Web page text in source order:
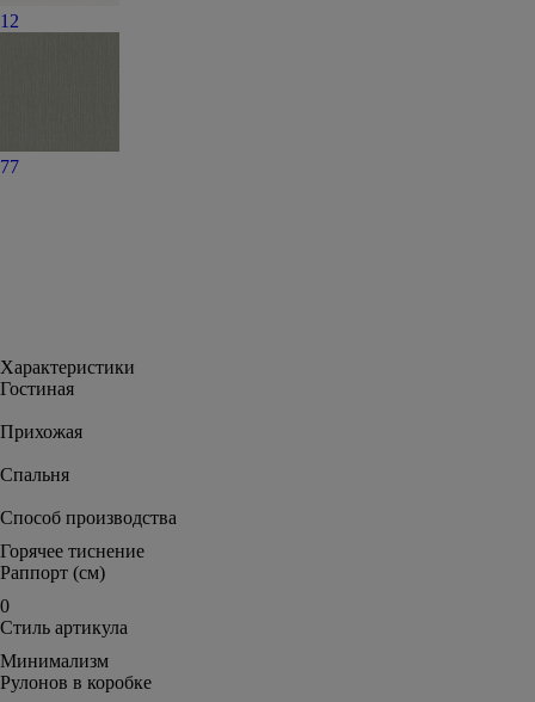
12
77
Характеристики
Гостиная
Прихожая
Спальня
Способ производства
Горячее тиснение
Раппорт (см)
0
Стиль артикула
Минимализм
Рулонов в коробке